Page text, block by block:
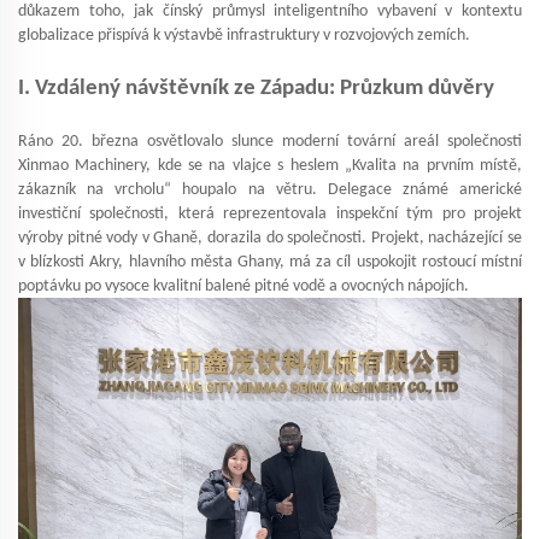
důkazem toho, jak čínský průmysl inteligentního vybavení v kontextu
globalizace přispívá k výstavbě infrastruktury v rozvojových zemích.
I. Vzdálený návštěvník ze Západu: Průzkum důvěry
Ráno 20. března osvětlovalo slunce moderní tovární areál společnosti
Xinmao Machinery, kde se na vlajce s heslem „Kvalita na prvním místě,
zákazník na vrcholu“ houpalo na větru. Delegace známé americké
investiční společnosti, která reprezentovala inspekční tým pro projekt
výroby pitné vody v Ghaně, dorazila do společnosti. Projekt, nacházející se
v blízkosti Akry, hlavního města Ghany, má za cíl uspokojit rostoucí místní
poptávku po vysoce kvalitní balené pitné vodě a ovocných nápojích.